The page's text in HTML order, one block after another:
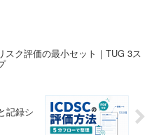
スク評価の最小セット｜TUG 3ス
記録シ